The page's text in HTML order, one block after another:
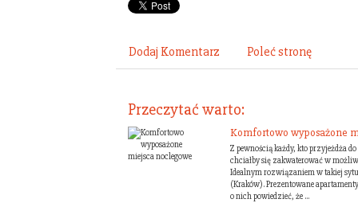
Dodaj Komentarz Poleć stronę
Przeczytać warto:
Komfortowo wyposażone
Z pewnością każdy, kto przyjeżdża
chciałby się zakwaterować w
Idealnym rozwiązaniem w takiej
(Kraków). Prezentowane
o nich powiedzieć, że ...